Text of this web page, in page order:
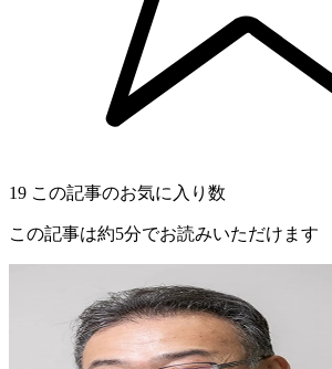
19 この記事のお気に入り数
この記事は約5分でお読みいただけます